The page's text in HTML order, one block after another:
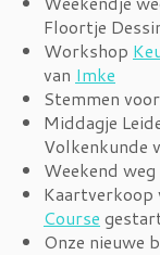
Floortje
Workshop
van Imke
Stemmen
Middagje
Volkenkunde
Weekend
Kaartverkoop
Course
Onze nieuwe